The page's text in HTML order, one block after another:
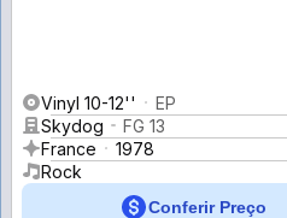
Vinyl 10-12''
EP
Skydog
FG 13
France
1978
Rock
Conferir Preço